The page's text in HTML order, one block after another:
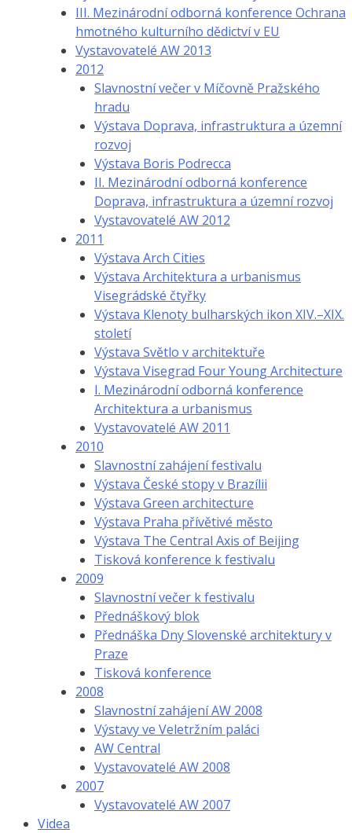
III. Mezinárodní odborná konference Ochrana
hmotného kulturního dědictví v EU
Vystavovatelé AW 2013
2012
Slavnostní večer v Míčovně Pražského
hradu
Výstava Doprava, infrastruktura a územní
rozvoj
Výstava Boris Podrecca
II. Mezinárodní odborná konference
Doprava, infrastruktura a územní rozvoj
Vystavovatelé AW 2012
2011
Výstava Arch Cities
Výstava Architektura a urbanismus
Visegrádské čtyřky
Výstava Klenoty bulharských ikon XIV.–XIX.
století
Výstava Světlo v architektuře
Výstava Visegrad Four Young Architecture
I. Mezinárodní odborná konference
Architektura a urbanismus
Vystavovatelé AW 2011
2010
Slavnostní zahájení festivalu
Výstava České stopy v Brazílii
Výstava Green architecture
Výstava Praha přívětivé město
Výstava The Central Axis of Beijing
Tisková konference k festivalu
2009
Slavnostní večer k festivalu
Přednáškový blok
Přednáška Dny Slovenské architektury v
Praze
Tisková konference
2008
Slavnostní zahájení AW 2008
Výstavy ve Veletržním paláci
AW Central
Vystavovatelé AW 2008
2007
Vystavovatelé AW 2007
Videa